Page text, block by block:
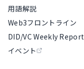
用語解説
Web3フロントライン
DID/VC Weekly Report
イベント